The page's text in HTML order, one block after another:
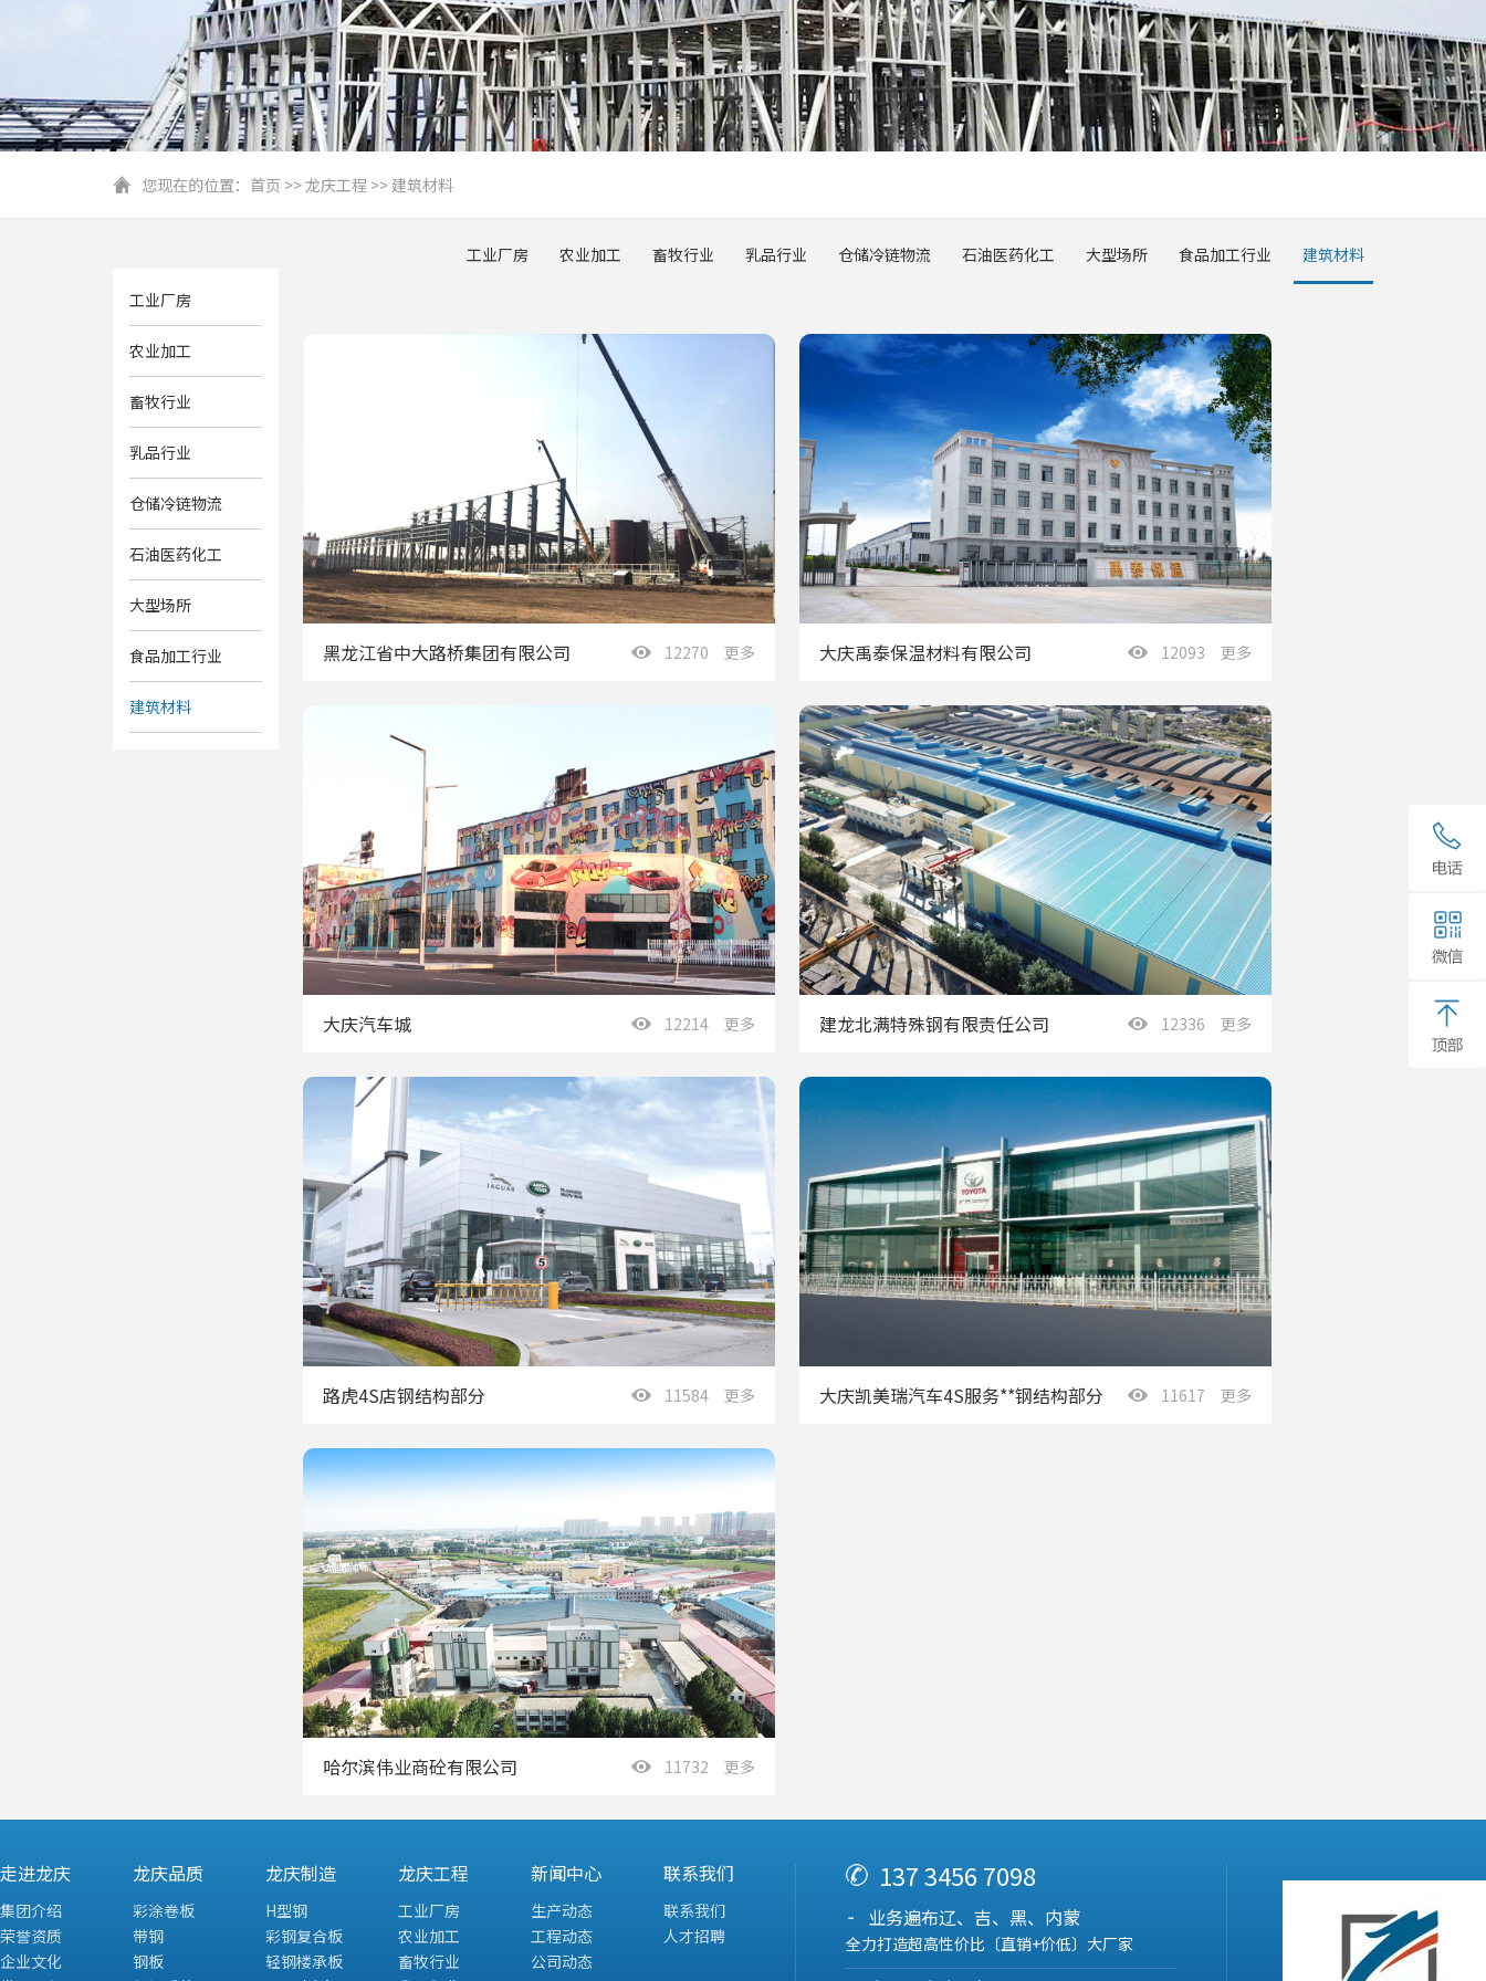
您现在的位置： 首页 >>龙庆工程 >> 建筑材料
工业厂房 农业加工 畜牧行业 乳品行业 仓储冷链物流 石油医药化工 大型场所 食品加工行业 建筑材料
工业厂房
农业加工
畜牧行业
乳品行业
仓储冷链物流
石油医药化工
大型场所
食品加工行业
建筑材料
黑龙江省中大路桥集团有限公司 12270 更多 大庆禹泰保温材料有限公司 12093 更多
大庆汽车城 12214 更多 建龙北满特殊钢有限责任公司 12336 更多
路虎4S店钢结构部分 11584 更多 大庆凯美瑞汽车4S服务**钢结构部分 11617 更多
哈尔滨伟业商砼有限公司 11732 更多
走进龙庆
集团介绍
荣誉资质
企业文化
龙庆品质
彩涂卷板
带钢
钢板
龙庆制造
H型钢
彩钢复合板
轻钢楼承板
龙庆工程
工业厂房
农业加工
畜牧行业
新闻中心
生产动态
工程动态
公司动态
联系我们
联系我们
人才招聘
137 3456 7098
业务遍布辽、吉、黑、内蒙
全力打造超高性价比〔直销+价低〕大厂家